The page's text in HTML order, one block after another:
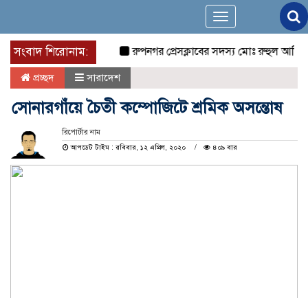
Toggle
navigation
সংবাদ শিরোনাম:
রুপনগর প্রেসক্লাবের সদস্য মোঃ রুহুল আমিন এর
প্রচ্ছদ সারাদেশ
সোনারগাঁয়ে চৈতী কম্পোজিটে শ্রমিক অসন্তোষ
রিপোর্টার নাম
আপডেট টাইম : রবিবার, ১২ এপ্রিল, ২০২০
৪০৯ বার